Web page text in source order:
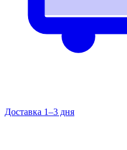
Доставка 1–3 дня